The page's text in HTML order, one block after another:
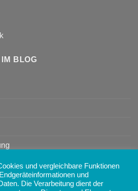
BLOG
und vergleichbare Funktionen
und
Die Verarbeitung dient der